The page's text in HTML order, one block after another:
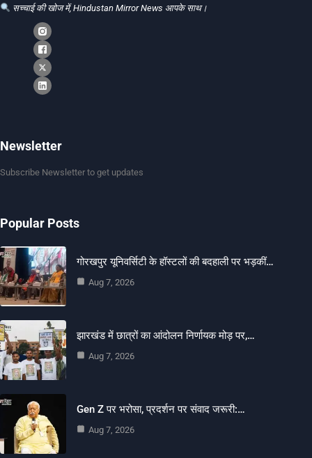
सच्चाई की खोज में, Hindustan Mirror News आपके साथ।
Newsletter
Subscribe Newsletter to get updates
Popular Posts
गोरखपुर यूनिवर्सिटी के हॉस्टलों की बदहाली पर भड़कीं…
Aug 7, 2026
झारखंड में छात्रों का आंदोलन निर्णायक मोड़ पर,…
Aug 7, 2026
Gen Z पर भरोसा, प्रदर्शन पर संवाद जरूरी:…
Aug 7, 2026